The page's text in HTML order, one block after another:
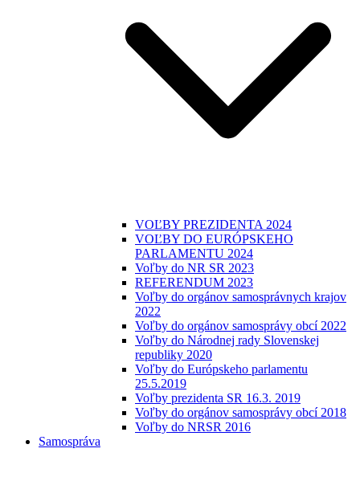
VOĽBY PREZIDENTA 2024
VOĽBY DO EURÓPSKEHO
PARLAMENTU 2024
Voľby do NR SR 2023
REFERENDUM 2023
Voľby do orgánov samosprávnych krajov
2022
Voľby do orgánov samosprávy obcí 2022
Voľby do Národnej rady Slovenskej
republiky 2020
Voľby do Európskeho parlamentu
25.5.2019
Voľby prezidenta SR 16.3. 2019
Voľby do orgánov samosprávy obcí 2018
Voľby do NRSR 2016
Samospráva